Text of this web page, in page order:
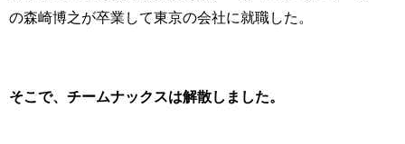
の森崎博之が卒業して東京の会社に就職した。
そこで、チームナックスは解散しました。